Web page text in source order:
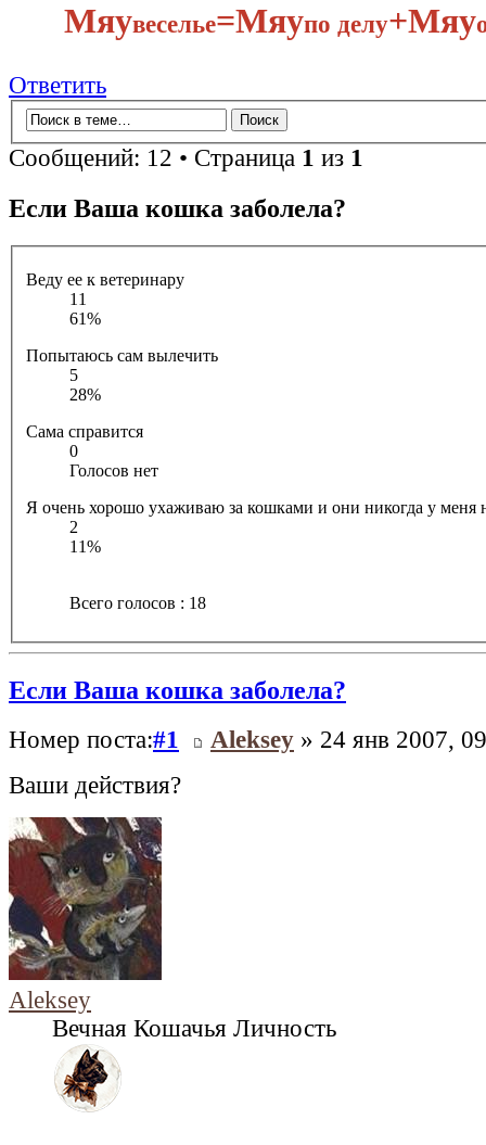
Мяувеселье​=Мяупо делу​+Мяу
Ответить
Сообщений: 12 • Страница 1 из 1
Если Ваша кошка заболела?
Веду ее к ветеринару
11
61%
Попытаюсь сам вылечить
5
28%
Сама справится
0
Голосов нет
Я очень хорошо ухаживаю за кошками и они никогда у меня
2
11%
Всего голосов : 18
Если Ваша кошка заболела?
Номер поста:#1 Aleksey » 24 янв 2007,
Ваши действия?
Aleksey
Вечная Кошачья Личность